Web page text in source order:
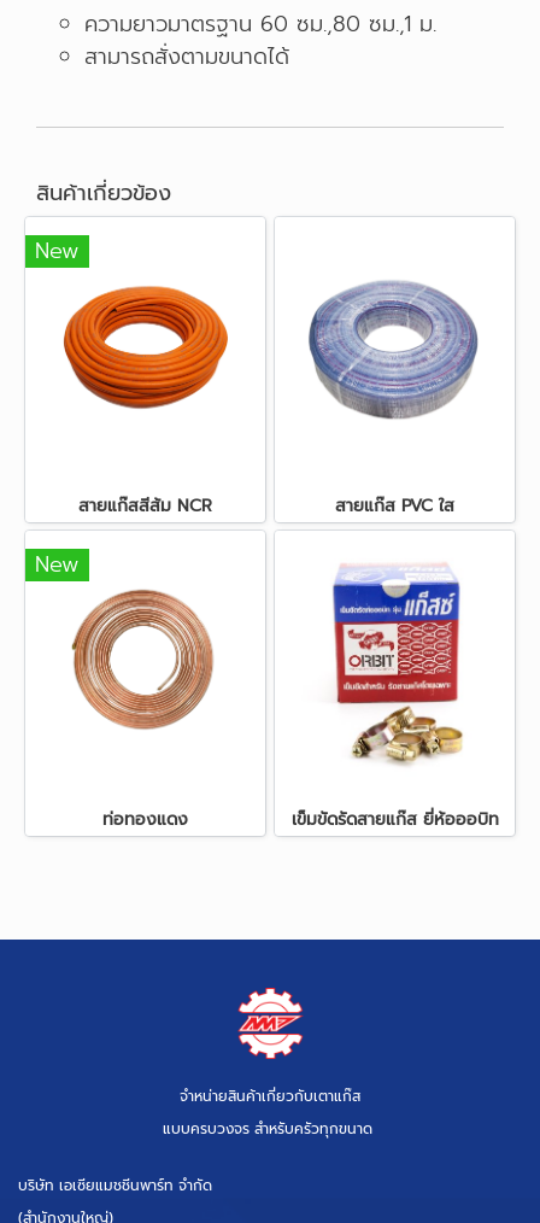
ความยาวมาตรฐาน 60 ซม.,80 ซม.,1 ม.
สามารถสั่งตามขนาดได้
สินค้าเกี่ยวข้อง
New
สายแก๊สสีส้ม NCR สายแก๊ส PVC ใส
New
ท่อทองแดง เข็มขัดรัดสายแก๊ส ยี่ห้อออบิท
จำหน่ายสินค้าเกี่ยวกับเตาแก๊ส
แบบครบวงจร สำหรับครัวทุกขนาด
บริษัท เอเซียแมชชีนพาร์ท จำกัด
(สำนักงานใหญ่)